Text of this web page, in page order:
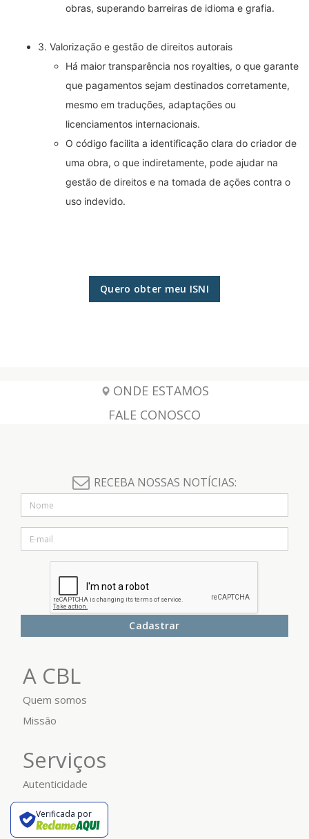
obras, superando barreiras de idioma e grafia.
3. Valorização e gestão de direitos autorais
Há maior transparência nos royalties, o que garante
que pagamentos sejam destinados corretamente,
mesmo em traduções, adaptações ou
licenciamentos internacionais.
O código facilita a identificação clara do criador de
uma obra, o que indiretamente, pode ajudar na
gestão de direitos e na tomada de ações contra o
uso indevido.
Quero obter meu ISNI
ONDE ESTAMOS
FALE CONOSCO
RECEBA NOSSAS NOTÍCIAS:
Cadastrar
A CBL
Quem somos
Missão
Serviços
Autenticidade
Verificada por